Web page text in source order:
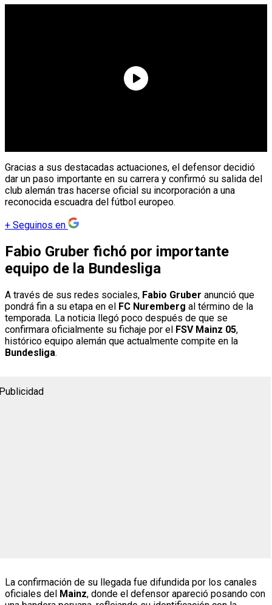
Gracias a sus destacadas actuaciones, el defensor decidió
dar un paso importante en su carrera y confirmó su salida del
club alemán tras hacerse oficial su incorporación a una
reconocida escuadra del fútbol europeo.
+ Seguinos en
Fabio Gruber fichó por importante
equipo de la Bundesliga
A través de sus redes sociales, Fabio Gruber anunció que
pondrá fin a su etapa en el FC Nuremberg al término de la
temporada. La noticia llegó poco después de que se
confirmara oficialmente su fichaje por el FSV Mainz 05,
histórico equipo alemán que actualmente compite en la
Bundesliga.
La confirmación de su llegada fue difundida por los canales
oficiales del Mainz, donde el defensor apareció posando con